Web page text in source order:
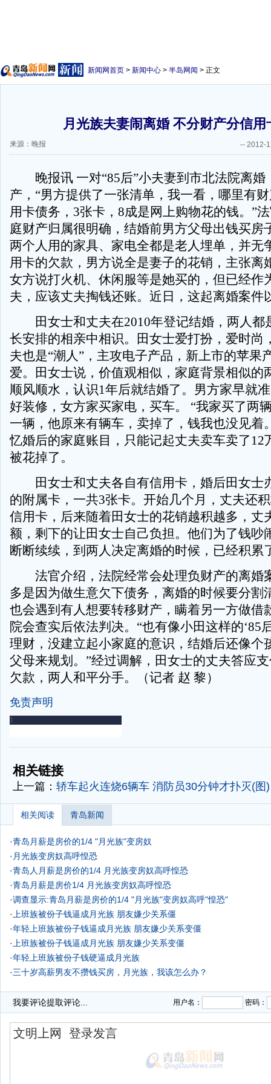
新闻网首页 > 新闻中心 > 半岛网闻 > 正文
月光族夫妻闹离婚 不分财产分信用
来源：晚报 -- 2012-
晚报讯 一对“85后”小夫妻到市北法院离婚
产，“男方提供了一张清单，我一看，哪里有
用卡债务，3张卡，8成是网上购物花的钱。”
庭财产归属很明确，结婚前男方父母出钱买房
两个人用的家具、家电全都是老人埋单，并无
用卡的欠款，男方说全是妻子的花销，主张离
女方说打火机、休闲服等是她买的，但已经作
夫，应该丈夫掏钱还账。近日，这起离婚案件
田女士和丈夫在2010年登记结婚，两人都
长安排的相亲中相识。田女士爱打扮，爱时尚
夫也是“潮人”，主攻电子产品，新上市的苹果
爱。田女士说，价值观相似，家庭背景相似的
顺风顺水，认识1年后就结婚了。男方家早就
好装修，女方家买家电，买车。 “我家买了两
一辆，他原来有辆车，卖掉了，钱我也没见着
忆婚后的家庭账目，只能记起丈夫卖车卖了12
被花掉了。
田女士和丈夫各自有信用卡，婚后田女士
的附属卡，一共3张卡。开始几个月，丈夫还
信用卡，后来随着田女士的花销越积越多，丈
额，剩下的让田女士自己负担。他们为了钱吵
断断续续，到两人决定离婚的时候，已经积累
法官介绍，法院经常会处理负财产的离婚
多是因为做生意欠下债务，离婚的时候要分割
也会遇到有人想要转移财产，瞒着另一方做借
院会查实后依法判决。“也有像小田这样的‘85
理财，没建立起小家庭的意识，结婚后还像个
父母来规划。”经过调解，田女士的丈夫答应
欠款，两人和平分手。（记者 赵 黎）
免责声明
-
相关链接
上一篇： 轿车起火连烧6辆车 消防员30分钟才扑灭(图)
相关阅读 青岛新闻
·青岛月薪是房价的1/4 "月光族"变房奴
· 月光族变房奴高呼惶恐
·青岛人月薪是房价的1/4 月光族变房奴高呼惶恐
·青岛月薪是房价1/4 月光族变房奴高呼惶恐
·调查显示:青岛月薪是房价的1/4 "月光族"变房奴高呼"惶恐"
· 上班族被份子钱逼成月光族 朋友嫌少关系僵
·年轻上班族被份子钱逼成月光族 朋友嫌少关系变僵
· 上班族被份子钱逼成月光族 朋友嫌少关系变僵
·年轻上班族被份子钱硬逼成月光族
·三十岁高薪男友不攒钱买房，月光族，我该怎么办？
我要评论提取评论... 用户名： 密码：